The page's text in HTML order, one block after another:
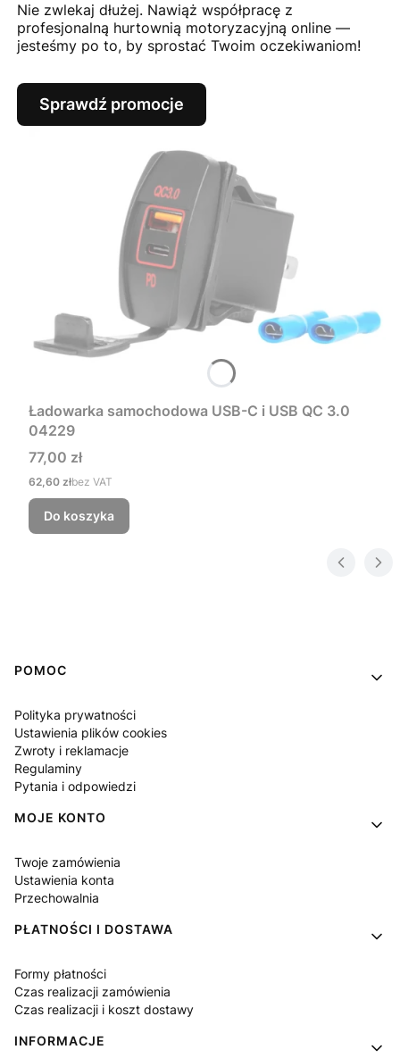
Nie zwlekaj dłużej. Nawiąż współpracę z
profesjonalną hurtownią motoryzacyjną online —
jesteśmy po to, by sprostać Twoim oczekiwaniom!
Sprawdź promocje
Ładowarka samochodowa USB-C i USB QC 3.0
04229
Cena
77,00 zł
Cena
62,60 złbez VAT
Do koszyka
Linki w stopce
POMOC
Polityka prywatności
Ustawienia plików cookies
Zwroty i reklamacje
Regulaminy
Pytania i odpowiedzi
MOJE KONTO
Twoje zamówienia
Ustawienia konta
Przechowalnia
PŁATNOŚCI I DOSTAWA
Formy płatności
Czas realizacji zamówienia
Czas realizacji i koszt dostawy
INFORMACJE